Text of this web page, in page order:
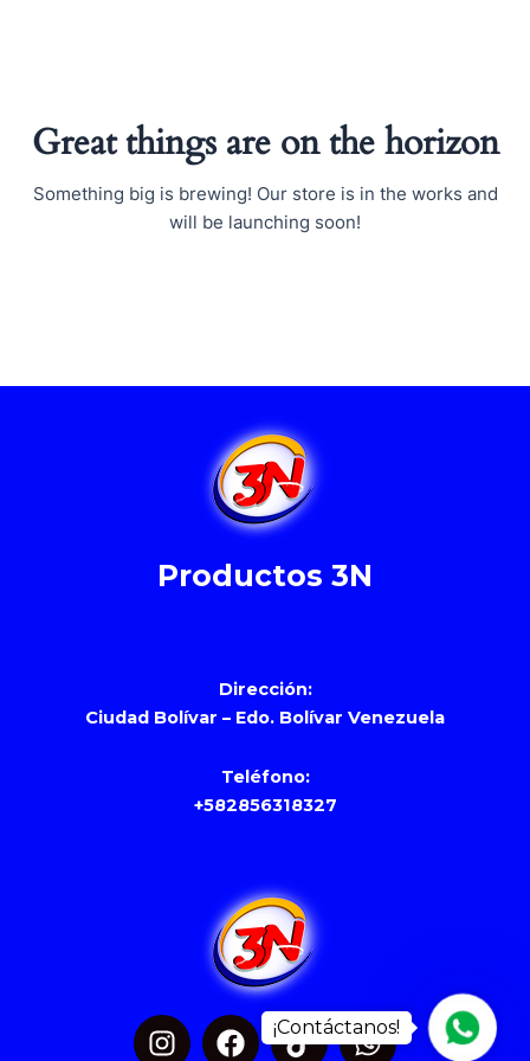
Great things are on the horizon
Something big is brewing! Our store is in the works and
will be launching soon!
Productos 3N
Dirección:
Ciudad Bolívar – Edo. Bolívar Venezuela
Teléfono:
+582856318327
I
F
T
W